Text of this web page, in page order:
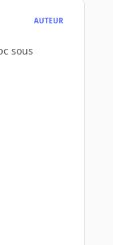
AUTEUR
sous